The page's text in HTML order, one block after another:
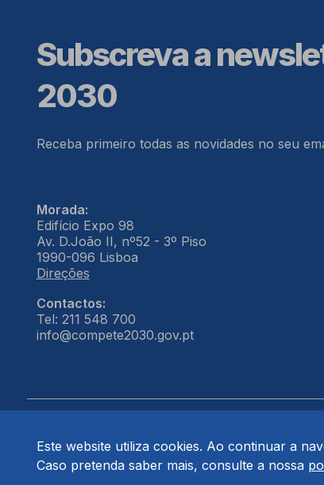
Este website utiliza cookies. Ao continuar a
Caso pretenda saber mais, consulte a nossa
Subscreva a
2030
Receba primeiro todas as novidades no seu
Morada:
Edifício Expo 98
Av. D.João II, nº52 - 3º Piso
1990-096 Lisboa
Direções
Contactos:
Tel: 211 548 700
info@compete2030.gov.pt
© COMPETE 2030. Todos os direitos reservados.